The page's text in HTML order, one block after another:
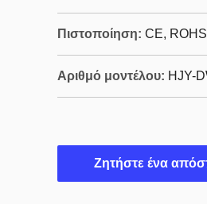
Πιστοποίηση: CE,
Αριθμό μοντέλου: HJY-
Ζητήστε ένα